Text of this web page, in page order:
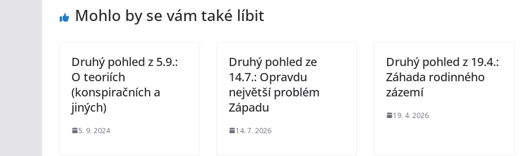
Mohlo by se vám také líbit
Druhý pohled z 5.9.:
O teoriích
(konspiračních a
jiných)
5. 9. 2024
Druhý pohled ze
14.7.: Opravdu
největší problém
Západu
14. 7. 2026
Druhý pohled z 19.4.:
Záhada rodinného
zázemí
19. 4. 2026